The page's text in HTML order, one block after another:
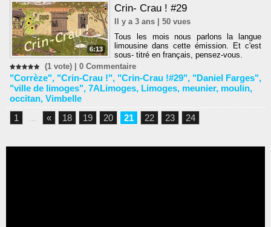
6:13
Crin- Crau ! #29
Il y a 3 ans | 50 vues
Tous les mois nous parlons la langue
limousine dans cette émission. Et c'est
sous- titré en français, pensez-vous.
(1 vote) | 0 Commentaire
"Corrèze", "Crin-Crau !", "Crin-Crau !#29", "Daniel Farges",
"ville de limoges", 7ALimoges, Limoges, meunier, moulin,
occitan, Vimbelle
1
... « 18 19 20 21 22 23 24